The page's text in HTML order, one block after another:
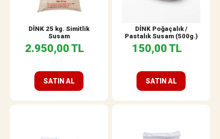
DİNK 25 kg. Simitlik
Susam
2.950,00 TL
SATIN AL
DİNK Poğaçalık /
Pastalık Susam (500g.)
150,00 TL
SATIN AL